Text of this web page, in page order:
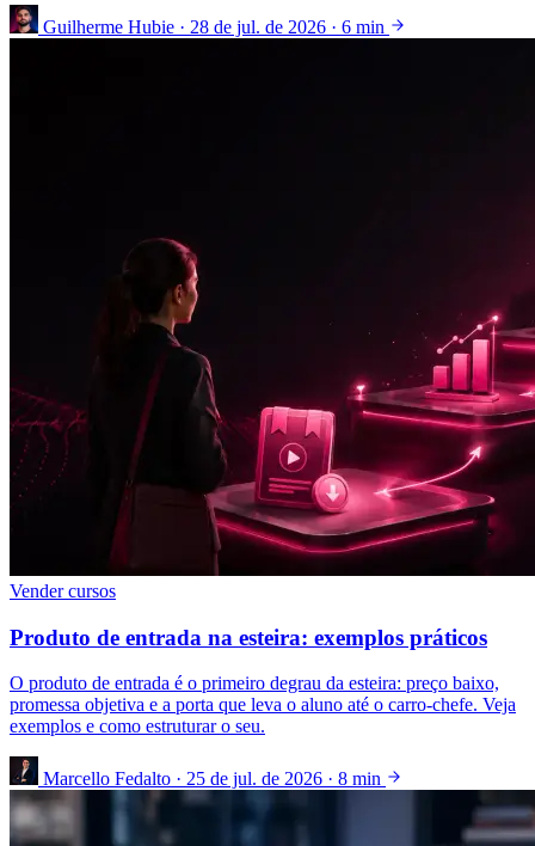
Guilherme Hubie · 28 de jul. de 2026 · 6 min
Vender cursos
Produto de entrada na esteira: exemplos práticos
O produto de entrada é o primeiro degrau da esteira: preço baixo,
promessa objetiva e a porta que leva o aluno até o carro-chefe. Veja
exemplos e como estruturar o seu.
Marcello Fedalto · 25 de jul. de 2026 · 8 min